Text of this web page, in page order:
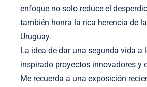
enfoque no solo reduce el
también honra la rica herencia de
Uruguay.
La idea de dar una segunda vida a
inspirado proyectos innovadores y
Me recuerda a una exposición